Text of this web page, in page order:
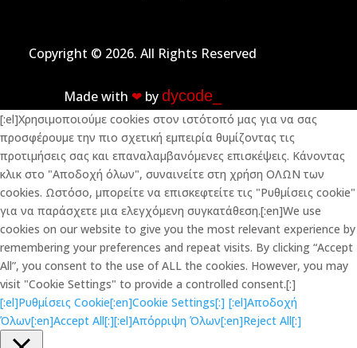
Copyright © 2026. All Rights Reserved
Made with ❤︎ bydycode_
[:el]Χρησιμοποιούμε cookies στον ιστότοπό μας για να σας
προσφέρουμε την πιο σχετική εμπειρία θυμίζοντας τις
προτιμήσεις σας και επαναλαμβανόμενες επισκέψεις. Κάνοντας
κλικ στο "Αποδοχή όλων", συναινείτε στη χρήση ΟΛΩΝ των
cookies. Ωστόσο, μπορείτε να επισκεφτείτε τις "Ρυθμίσεις cookie"
για να παράσχετε μια ελεγχόμενη συγκατάθεση.[:en]We use
cookies on our website to give you the most relevant experience by
remembering your preferences and repeat visits. By clicking “Accept
All”, you consent to the use of ALL the cookies. However, you may
visit "Cookie Settings" to provide a controlled consent.[:]
[:el]Ρυθμίσεις Cookie[:en]Cookie Settings[:] [:el]Αποδοχή
Όλων[:en]Accept All[:][:el]Απόρριψη Όλων[:en]Reject All[:]